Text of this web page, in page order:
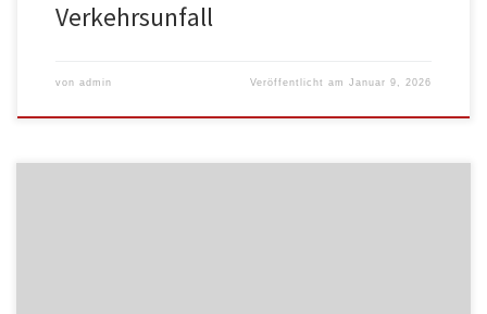
Verkehrsunfall
von admin Veröffentlicht amJanuar 9, 2026